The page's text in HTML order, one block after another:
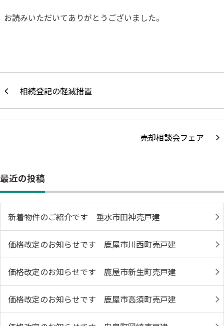
お読みいただいてありがとうございました。
相続登記の軽減措置
売却相談会フェア
最近の投稿
新着物件のご紹介です 垂水市田神売戸建
価格改定のお知らせです 鹿屋市川西町売戸建
価格改定のお知らせです 鹿屋市新生町売戸建
価格改定のお知らせです 鹿屋市高須町売戸建